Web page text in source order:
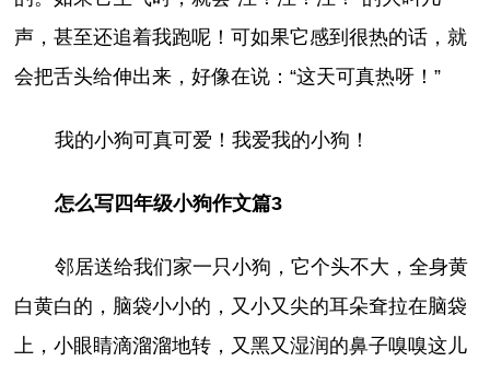
声，甚至还追着我跑呢！可如果它感到很热的话，就
会把舌头给伸出来，好像在说：“这天可真热呀！”
我的小狗可真可爱！我爱我的小狗！
怎么写四年级小狗作文篇3
邻居送给我们家一只小狗，它个头不大，全身黄
白黄白的，脑袋小小的，又小又尖的耳朵耷拉在脑袋
上，小眼睛滴溜溜地转，又黑又湿润的鼻子嗅嗅这儿